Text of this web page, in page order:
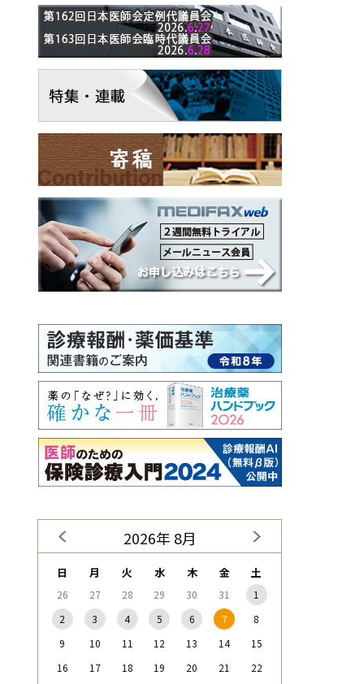
2026年 8月
日 月 火 水 木 金 土
26 27 28 29 30 31
1
2
3 4 5 6 7
8
9
10 11 12 13 14
15
16
17 18 19 20 21
22